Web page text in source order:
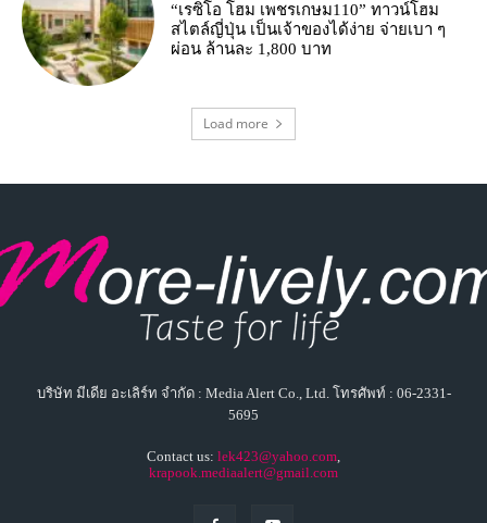
“เรซิโอ โฮม เพชรเกษม110” ทาวน์โฮม
สไตล์ญี่ปุ่น เป็นเจ้าของได้ง่าย จ่ายเบา ๆ
ผ่อน ล้านละ 1,800 บาท
Load more
บริษัท มีเดีย อะเลิร์ท จำกัด : Media Alert Co., Ltd. โทรศัพท์ : 06-2331-
5695
Contact us: lek423@yahoo.com
krapook.mediaalert@gmail.com